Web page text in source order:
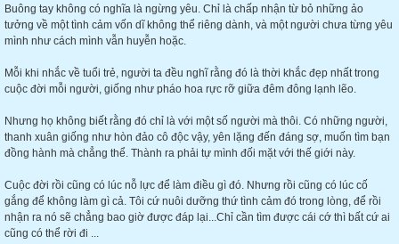
Buông tay không có nghĩa là ngừng yêu. Chỉ là chấp nhận từ bỏ những ảo
tưởng về một tình cảm vốn dĩ không thể riêng dành, và một người chưa từng yêu
mình như cách mình vẫn huyễn hoặc.
Mỗi khi nhắc về tuổi trẻ, người ta đều nghĩ rằng đó là thời khắc đẹp nhất trong
cuộc đời mỗi người, giống như pháo hoa rực rỡ giữa đêm đông lạnh lẽo.
Nhưng họ không biết rằng đó chỉ là với một số người mà thôi. Có những người,
thanh xuân giống như hòn đảo cô độc vậy, yên lặng đến đáng sợ, muốn tìm bạn
đồng hành mà chẳng thể. Thành ra phải tự mình đối mặt với thế giới này.
Cuộc đời rồi cũng có lúc nỗ lực để làm điều gì đó. Nhưng rồi cũng có lúc cố
gắng để không làm gì cả. Tôi cứ nuôi dưỡng thứ tình cảm đó trong lòng, để rồi
nhận ra nó sẽ chẳng bao giờ được đáp lại...Chỉ cần tìm được cái cớ thì bất cứ ai
cũng có thể rời đi ...